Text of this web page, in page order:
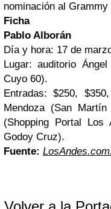
nominación al Grammy
Ficha
Pablo Alborán
Día y hora: 17 de
Lugar: auditorio
Cuyo 60).
Entradas: $250,
Mendoza (San
(Shopping Portal
Godoy Cruz).
Fuente: